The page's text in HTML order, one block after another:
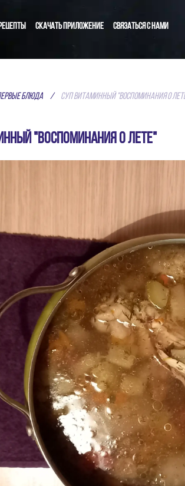
Скачать приложение Связаться с нами
пользователей, а лучшие
блюда / Суп витаминный "Воспоминания о
"Воспоминания о лете"